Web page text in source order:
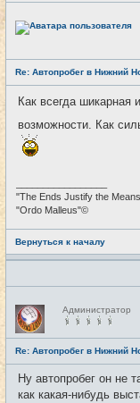
Н
е
е
т
и
Re: Автопробег в Нижний
Как всегда шикарная
возможности. Как
"The Ends Justify the
"Ordo Malleus"©
Вернуться к началу
Н
е
в
с
е
т
и
Администратор
Re: Автопробег в Нижний
Ну автопробег он не
как какая-нибудь